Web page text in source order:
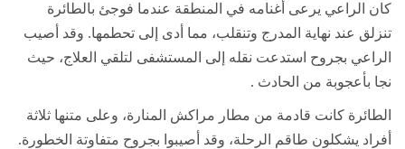
كان الراعي يرعى أغنامه في المنطقة عندما فوجئ بالطائرة
تنزلق عند نهاية المدرج وتنقلب، مما أدى إلى تحطمها. وقد أصيب
الراعي بجروح استدعت نقله إلى المستشفى لتلقي العلاج، حيث
نجا بأعجوبة من الحادث .
الطائرة كانت قادمة من مطار مراكش المنارة، وعلى متنها ثلاثة
أفراد يشكلون طاقم الرحلة، وقد أصيبوا بجروح متفاوتة الخطورة.